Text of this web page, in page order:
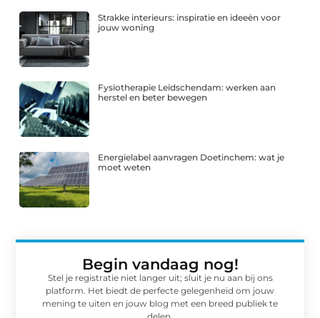
Strakke interieurs: inspiratie en ideeën voor
jouw woning
Fysiotherapie Leidschendam: werken aan
herstel en beter bewegen
Energielabel aanvragen Doetinchem: wat je
moet weten
Begin vandaag nog!
Stel je registratie niet langer uit; sluit je nu aan bij ons
platform. Het biedt de perfecte gelegenheid om jouw
mening te uiten en jouw blog met een breed publiek te